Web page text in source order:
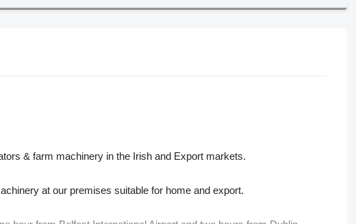
& farm machinery in the Irish and Export markets.
at our premises suitable for home and export.